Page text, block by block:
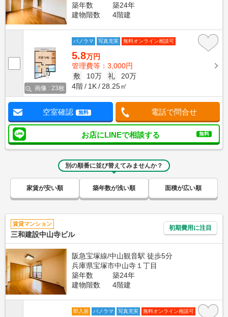
築年数
築24年
建物階数
4階建
画像 : 23枚
パノラマ 写真充実 無料オンライン相談可
5.8万円
管理費等：3,000円
敷
10万 礼
20万
4階
1K 28.25㎡
空室確認 無料 電話で問合せ
お店にLINEで相談する 無料
別の順番に並び替えてみませんか？
家賃が安い順 築年数が浅い順 面積が広い順
賃貸マンション
三和建設中山寺ビル
初期費用に注目
阪急宝塚線/中山観音駅 徒歩5分
兵庫県宝塚市中山寺１丁目
築年数
築24年
建物階数
4階建
即入居 パノラマ 写真充実 無料オンライン相談可